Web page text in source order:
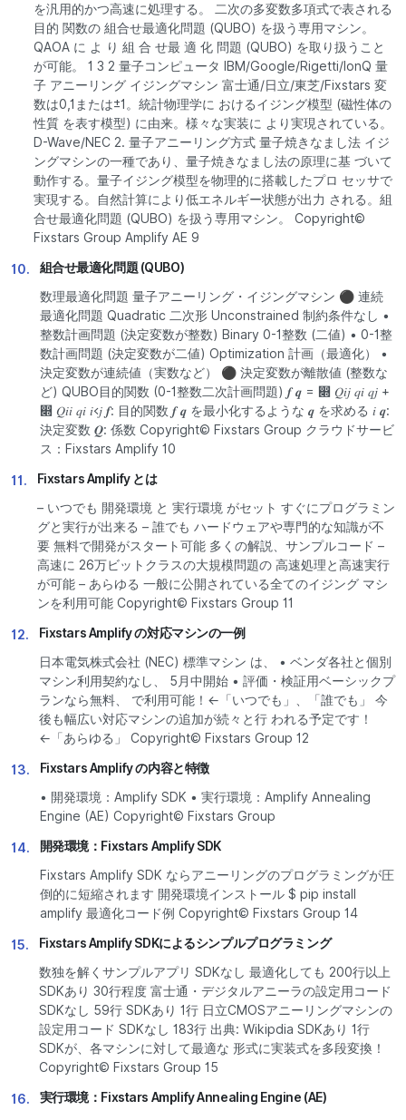
を汎用的かつ高速に処理する。 二次の多変数多項式で表される
目的 関数の 組合せ最適化問題 (QUBO) を扱う専用マシン。
QAOA に よ り 組 合 せ最 適 化 問題 (QUBO) を取り扱うこと
が可能。 1 3 2 量子コンピュータ IBM/Google/Rigetti/IonQ 量
子 アニーリング イジングマシン 富士通/日立/東芝/Fixstars 変
数は0,1または±1。統計物理学に おけるイジング模型 (磁性体の
性質 を表す模型) に由来。様々な実装に より実現されている。
D-Wave/NEC 2. 量子アニーリング方式 量子焼きなまし法 イジ
ングマシンの一種であり、量子焼きなまし法の原理に基 づいて
動作する。量子イジング模型を物理的に搭載したプロ セッサで
実現する。自然計算により低エネルギー状態が出力 される。組
合せ最適化問題 (QUBO) を扱う専用マシン。 Copyright©
Fixstars Group Amplify AE 9
10.
組合せ最適化問題 (QUBO)
数理最適化問題 量子アニーリング・イジングマシン ⚫ 連続
最適化問題 Quadratic 二次形 Unconstrained 制約条件なし •
整数計画問題 (決定変数が整数) Binary 0-1整数 (二値) • 0-1整
数計画問題 (決定変数が二値) Optimization 計画（最適化） •
決定変数が連続値（実数など） ⚫ 決定変数が離散値 (整数な
ど) QUBO目的関数 (0-1整数二次計画問題) 𝒇 𝒒 = ෍ 𝑄𝑖𝑗 𝑞𝑖 𝑞𝑗 +
෍ 𝑄𝑖𝑖 𝑞𝑖 𝑖<𝑗 𝒇: 目的関数 𝒇 𝒒 を最小化するような 𝒒 を求める 𝑖 𝒒:
決定変数 𝑸: 係数 Copyright© Fixstars Group クラウドサービ
ス：Fixstars Amplify 10
11.
Fixstars Amplify とは
– いつでも 開発環境 と 実行環境 がセット すぐにプログラミン
グと実行が出来る – 誰でも ハードウェアや専門的な知識が不
要 無料で開発がスタート可能 多くの解説、サンプルコード –
高速に 26万ビットクラスの大規模問題の 高速処理と高速実行
が可能 – あらゆる 一般に公開されている全てのイジング マシ
ンを利用可能 Copyright© Fixstars Group 11
12.
Fixstars Amplify の対応マシンの一例
日本電気株式会社 (NEC) 標準マシン は、 • ベンダ各社と個別
マシン利用契約なし、 5月中開始 • 評価・検証用ベーシックプ
ランなら無料、 で利用可能！←「いつでも」、「誰でも」 今
後も幅広い対応マシンの追加が続々と行 われる予定です！
←「あらゆる」 Copyright© Fixstars Group 12
13.
Fixstars Amplify の内容と特徴
• 開発環境：Amplify SDK • 実行環境：Amplify Annealing
Engine (AE) Copyright© Fixstars Group
14.
開発環境：Fixstars Amplify SDK
Fixstars Amplify SDK ならアニーリングのプログラミングが圧
倒的に短縮されます 開発環境インストール $ pip install
amplify 最適化コード例 Copyright© Fixstars Group 14
15.
Fixstars Amplify SDKによるシンプルプログラミング
数独を解くサンプルアプリ SDKなし 最適化しても 200行以上
SDKあり 30行程度 富士通・デジタルアニーラの設定用コード
SDKなし 59行 SDKあり 1行 日立CMOSアニーリングマシンの
設定用コード SDKなし 183行 出典: Wikipdia SDKあり 1行
SDKが、各マシンに対して最適な 形式に実装式を多段変換！
Copyright© Fixstars Group 15
16.
実行環境：Fixstars Amplify Annealing Engine (AE)